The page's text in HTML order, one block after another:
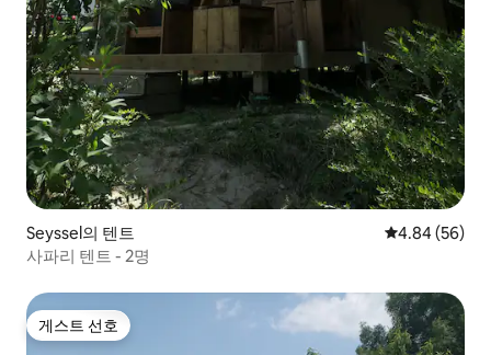
Seyssel의 텐트 평점 4.84점(5
4.84 (56)
사파리 텐트 - 2명
게스트 선호
게스트 선호